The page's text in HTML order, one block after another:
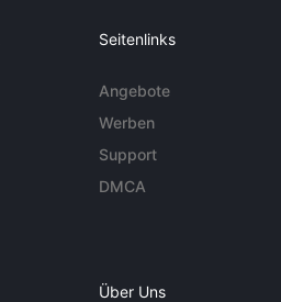
Seitenlinks
Angebote
Werben
Support
DMCA
Über Uns